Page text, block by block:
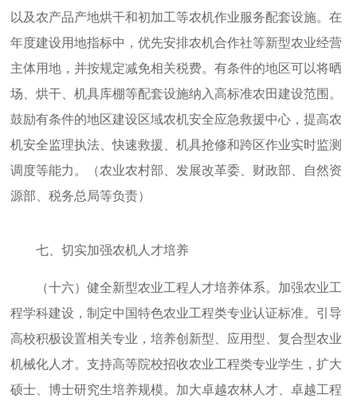
以及农产品产地烘干和初加工等农机作业服务配套设施。在
年度建设用地指标中，优先安排农机合作社等新型农业经营
主体用地，并按规定减免相关税费。有条件的地区可以将晒
场、烘干、机具库棚等配套设施纳入高标准农田建设范围。
鼓励有条件的地区建设区域农机安全应急救援中心，提高农
机安全监理执法、快速救援、机具抢修和跨区作业实时监测
调度等能力。（农业农村部、发展改革委、财政部、自然资
源部、税务总局等负责）
七、切实加强农机人才培养
（十六）健全新型农业工程人才培养体系。加强农业工
程学科建设，制定中国特色农业工程类专业认证标准。引导
高校积极设置相关专业，培养创新型、应用型、复合型农业
机械化人才。支持高等院校招收农业工程类专业学生，扩大
硕士、博士研究生培养规模。加大卓越农林人才、卓越工程